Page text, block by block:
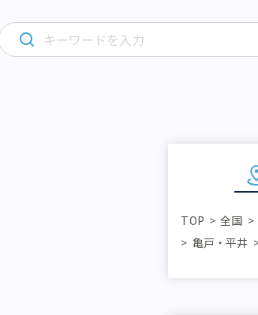
TOP 全国
亀戸・平井